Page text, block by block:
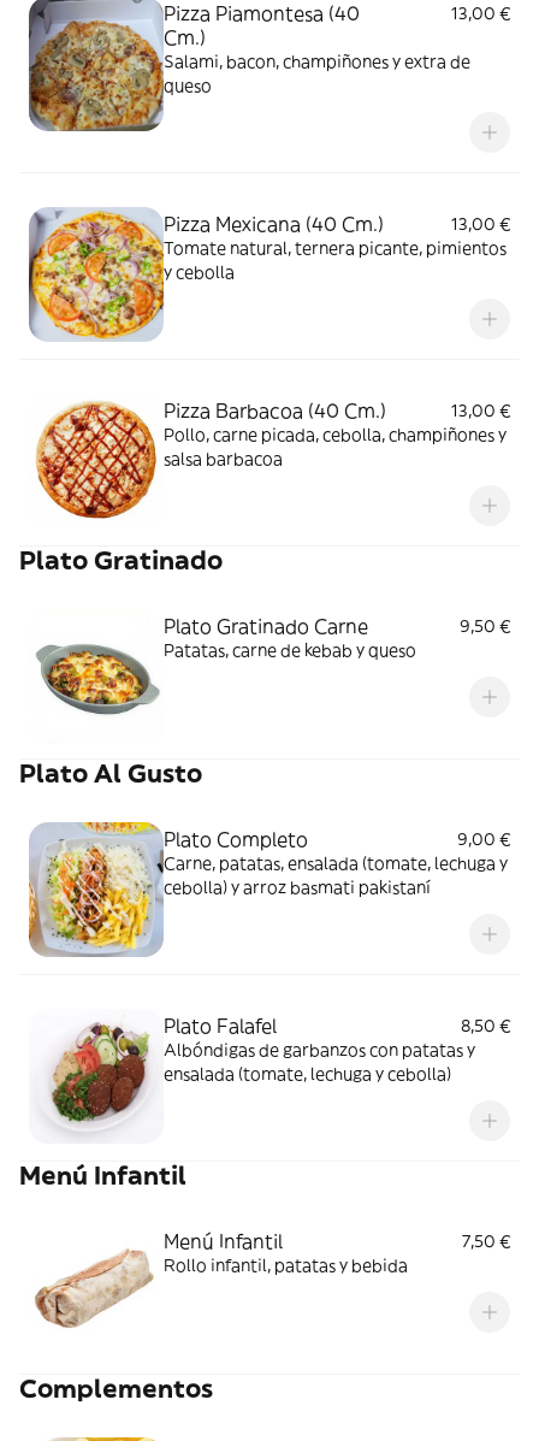
Pizza Piamontesa (40
Cm.)
13,00 €
Salami, bacon, champiñones y extra de
queso
Pizza Mexicana (40 Cm.)
13,00 €
Tomate natural, ternera picante, pimientos
y cebolla
Pizza Barbacoa (40 Cm.)
13,00 €
Pollo, carne picada, cebolla, champiñones y
salsa barbacoa
Plato Gratinado
Plato Gratinado Carne
9,50 €
Patatas, carne de kebab y queso
Plato Al Gusto
Plato Completo
9,00 €
Carne, patatas, ensalada (tomate, lechuga y
cebolla) y arroz basmati pakistaní
Plato Falafel
8,50 €
Albóndigas de garbanzos con patatas y
ensalada (tomate, lechuga y cebolla)
Menú Infantil
Menú Infantil
7,50 €
Rollo infantil, patatas y bebida
Complementos